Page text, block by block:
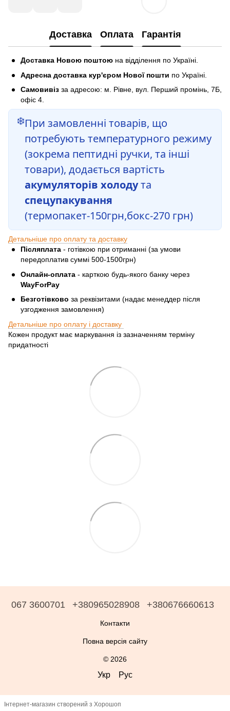
Доставка Оплата Гарантія
Доставка Новою поштою на відділення по Україні.
Адресна доставка кур'єром Нової пошти по Україні.
Самовивіз за адресою: м. Рівне, вул. Перший промінь, 7Б,
офіс 4.
❄️При замовленні товарів, що
потребують температурного режиму
(зокрема пептидні ручки, та інші
товари), додається вартість
акумуляторів холодута
спецупакування
(термопакет-150грн,бокс-270 грн)
Детальніше про оплату та доставку
Післяплата - готівкою при отриманні (за умови
передоплатив суммі 500-1500грн)
Онлайн-оплата - карткою будь-якого банку через
WayForPay
Безготівково за реквізитами (надає менеддер після
узгодження замовлення)
Детальніше про оплату і доставку
Кожен продукт має маркування із зазначенням терміну
придатності
067 3600701 +380965028908 +380676660613
Контакти
Повна версія сайту
© 2026
Укр Рус
Інтернет-магазин створений з Хорошоп